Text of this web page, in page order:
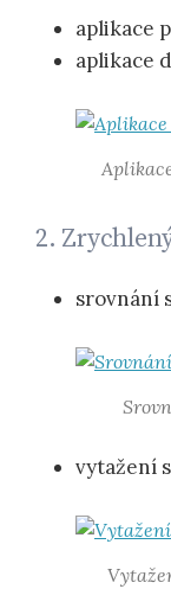
aplikace
aplikace
2.
srovnání
vytažení